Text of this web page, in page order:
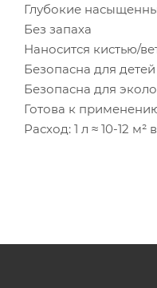
Глубокие
Без запаха
Наносится кистью/
Безопасна для
Безопасна для
Готова к
Расход: 1 л ≈ 10-12 м²